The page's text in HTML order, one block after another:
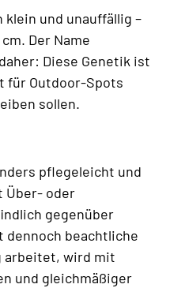
und unauffällig –
Der Name
Diese Genetik ist
für Outdoor-Spots
sollen.
pflegeleicht und
Über- oder
gegenüber
dennoch beachtliche
arbeitet, wird mit
und gleichmäßiger